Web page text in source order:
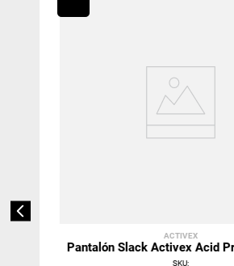
ACTIVEX
Pantalón Slack Activex Acid
SKU: